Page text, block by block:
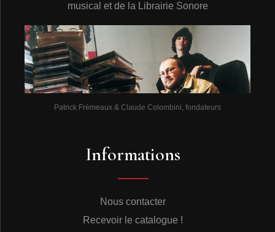
musical et de la Librairie Sonore
Patrick Frémeaux & Claude Colombini, fondateurs
Informations
Nous contacter
Recevoir le catalogue !